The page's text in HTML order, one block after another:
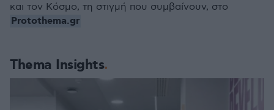
Thema Insights
και τον Κόσμο, τη στιγμή που συμβαίνουν, στο
Protothema.gr